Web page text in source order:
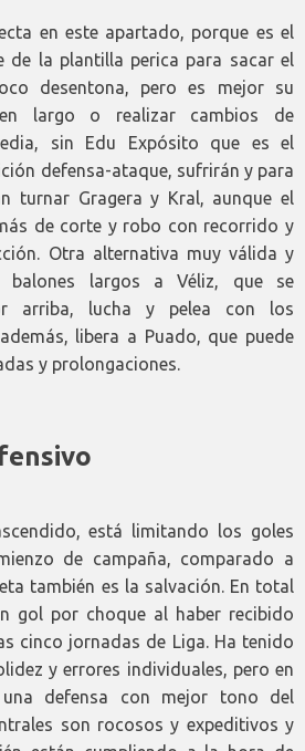
en este apartado, porque es el
de la plantilla perica para sacar el
desentona, pero es mejor su
largo o realizar cambios de
sin Edu Expósito que es el
defensa-ataque, sufrirán y para
turnar Gragera y Kral, aunque el
de corte y robo con recorrido y
Otra alternativa muy válida y
balones largos a Véliz, que se
arriba, lucha y pelea con los
libera a Puado, que puede
y prolongaciones.
está limitando los goles
de campaña, comparado a
también es la salvación. En total
gol por choque al haber recibido
cinco jornadas de Liga. Ha tenido
y errores individuales, pero en
defensa con mejor tono del
son rocosos y expeditivos y